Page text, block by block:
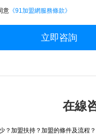
意 《91加盟網服務條款》
立即咨詢
在線
？加盟扶持？加盟的條件及流程